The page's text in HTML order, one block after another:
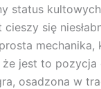
status
się
że jest to
osadzona w